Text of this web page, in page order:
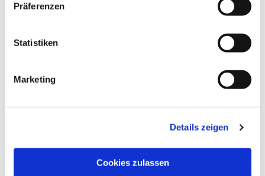
Präferenzen
Statistiken
Marketing
Details zeigen
Cookies zulassen